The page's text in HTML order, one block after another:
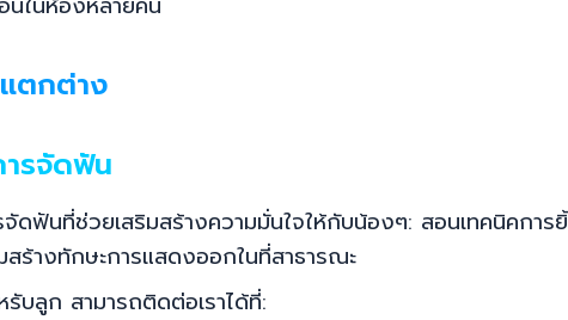
ตกต่าง
รจัดฟัน
จัดฟันที่ช่วยเสริมสร้างความมั่นใจให้กับน้องๆ: สอนเทคนิคก
สร้างทักษะการแสดงออกในที่สาธารณะ
บลูก สามารถติดต่อเราได้ที่: